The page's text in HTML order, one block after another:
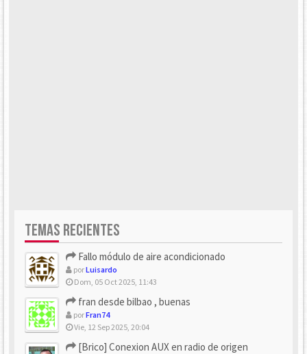
TEMAS RECIENTES
Fallo módulo de aire acondicionado
porLuisardo
Dom, 05 Oct 2025, 11:43
fran desde bilbao , buenas
porFran74
Vie, 12 Sep 2025, 20:04
[Brico] Conexion AUX en radio de origen